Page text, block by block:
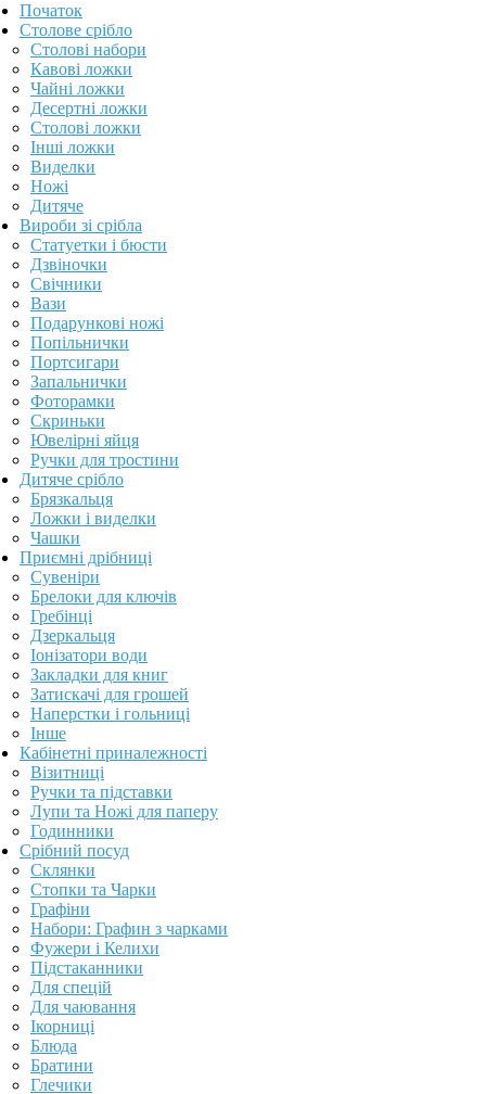
Початок
Столове срібло
Столові набори
Кавові ложки
Чайні ложки
Десертні ложки
Столові ложки
Інші ложки
Виделки
Ножі
Дитяче
Вироби зі срібла
Статуетки і бюсти
Дзвіночки
Свічники
Вази
Подарункові ножі
Попільнички
Портсигари
Запальнички
Фоторамки
Скриньки
Ювелірні яйця
Ручки для тростини
Дитяче срібло
Брязкальця
Ложки і виделки
Чашки
Приємні дрібниці
Сувеніри
Брелоки для ключів
Гребінці
Дзеркальця
Іонізатори води
Закладки для книг
Затискачі для грошей
Наперстки і гольниці
Інше
Кабінетні приналежності
Візитниці
Ручки та підставки
Лупи та Ножі для паперу
Годинники
Срібний посуд
Склянки
Стопки та Чарки
Графіни
Набори: Графин з чарками
Фужери і Келихи
Підстаканники
Для спецій
Для чаювання
Ікорниці
Блюда
Братини
Глечики